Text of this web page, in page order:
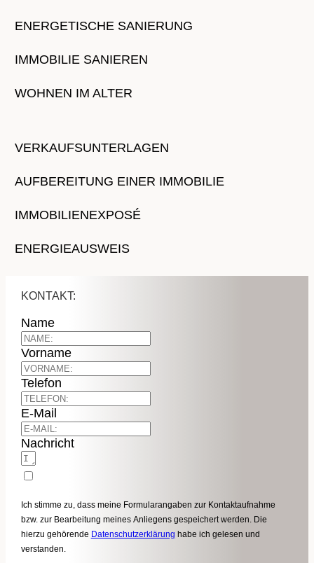
ENERGETISCHE SANIERUNG
IMMOBILIE SANIEREN
WOHNEN IM ALTER
VERKAUFSUNTERLAGEN
AUFBEREITUNG EINER IMMOBILIE
IMMOBILIENEXPOSÉ
ENERGIEAUSWEIS
KONTAKT:
Name
Vorname
Telefon
E-Mail
Nachricht
Ich stimme zu, dass meine Formularangaben zur Kontaktaufnahme
bzw. zur Bearbeitung meines Anliegens gespeichert werden. Die
hierzu gehörende Datenschutzerklärung habe ich gelesen und
verstanden.